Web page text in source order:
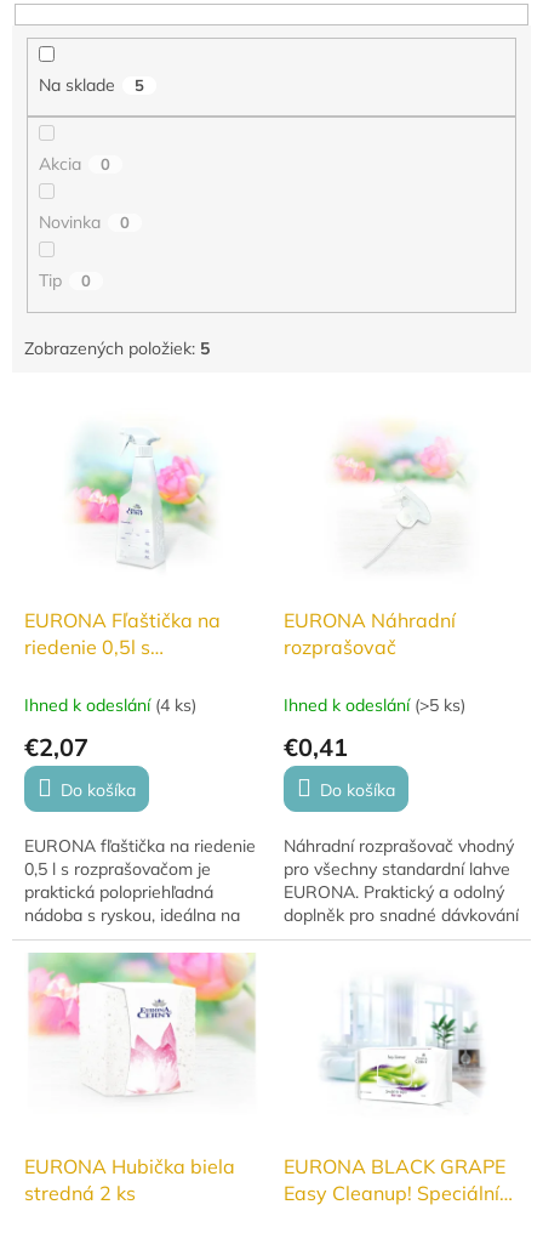
n
Na sklade 5
Akcia 0
Novinka 0
Tip 0
Zobrazených položiek: 5
EURONA Fľaštička na
riedenie 0,5l s
Ihned k odeslání (4 ks)
€2,07
Do košíka
EURONA fľaštička na riedenie
0,5 l s rozprašovačom je
praktická polopriehľadná
nádoba s ryskou, ideálna na
presné riedenie a aplikáciu
čistiacich prostriedkov.
Vhodná na domáce...
EURONA Náhradní
rozprašovač
Ihned k odeslání (>5 ks)
€0,41
Do košíka
Náhradní rozprašovač vhodný
pro všechny standardní lahve
EURONA. Praktický a odolný
doplněk pro snadné dávkování
čisticích prostředků.
EURONA Hubička biela
stredná 2 ks
EURONA BLACK GRAPE
Easy Cleanup! Speciální